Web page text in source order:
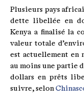
Plusieurs pays
dette libellée en
Kenya a finalisé la
valeur totale
est actuellement en
au moins une partie
dollars en prêts
suivre, selon